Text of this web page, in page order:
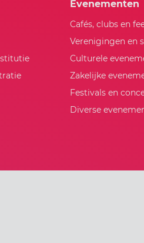
Evenementen
Cafés, clubs en
Verenigingen en
Culturele
Zakelijke
Festivals en
Diverse